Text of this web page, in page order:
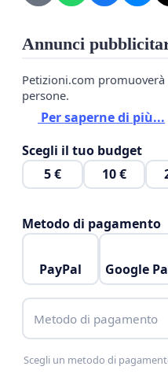
Annunci
Petizioni.com
persone.
Per saperne di più...
Scegli il tuo budget
5 €
10 €
Metodo di pagamento
PayPal Google
Metodo di pagamento
Scegli un metodo di